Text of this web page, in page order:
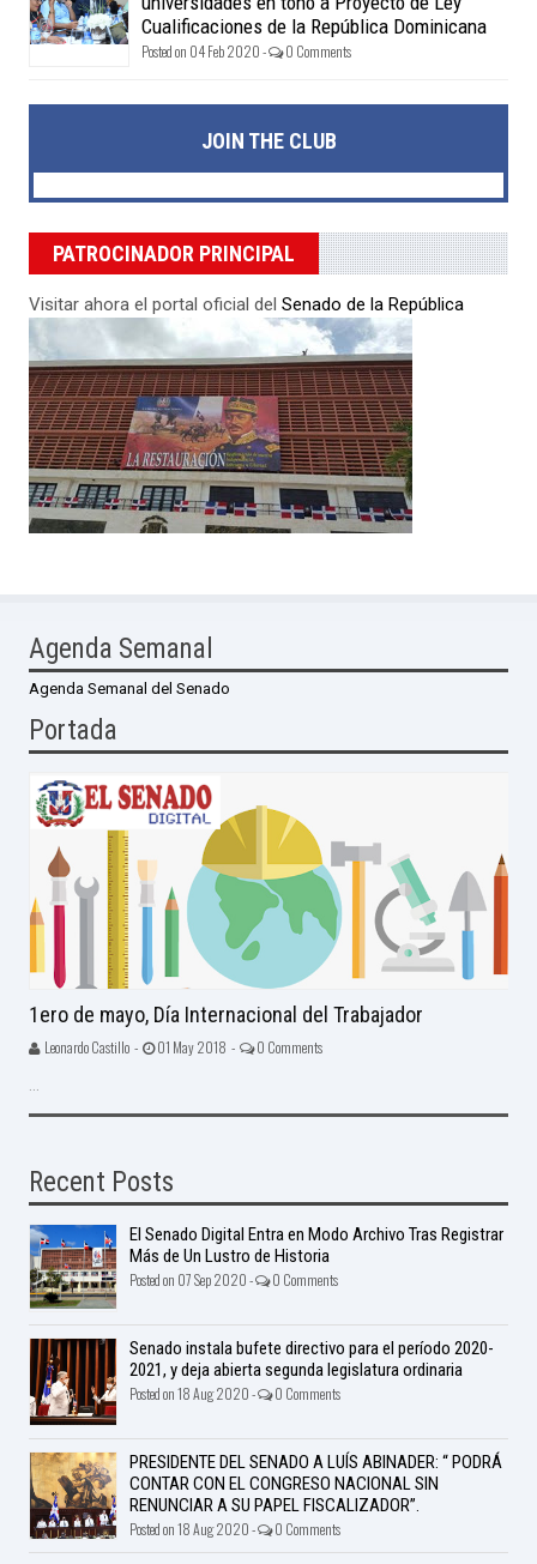
Cualificaciones de la República Dominicana
Posted on 04 Feb 2020 - 0 Comments
JOIN THE CLUB
PATROCINADOR PRINCIPAL
Visitar ahora el portal oficial del Senado de la República
Agenda Semanal
Agenda Semanal del Senado
Portada
1ero de mayo, Día Internacional del Trabajador
Leonardo Castillo - 01 May 2018 - 0 Comments
Recent Posts
El Senado Digital Entra en Modo Archivo Tras Registrar
Más de Un Lustro de Historia
Posted on 07 Sep 2020 - 0 Comments
Senado instala bufete directivo para el período 2020-
2021, y deja abierta segunda legislatura ordinaria
Posted on 18 Aug 2020 - 0 Comments
PRESIDENTE DEL SENADO A LUÍS ABINADER: “ PODRÁ
CONTAR CON EL CONGRESO NACIONAL SIN
RENUNCIAR A SU PAPEL FISCALIZADOR”.
Posted on 18 Aug 2020 - 0 Comments